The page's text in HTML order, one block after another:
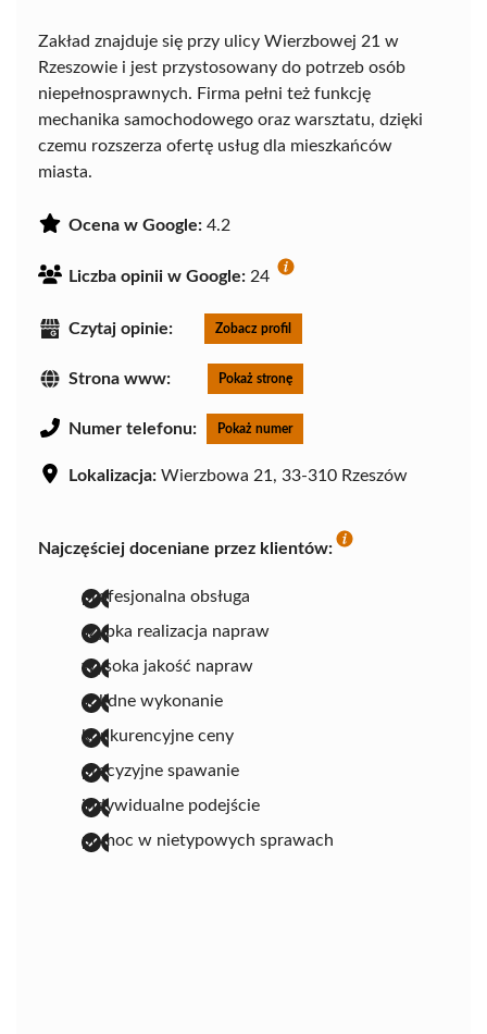
Zakład znajduje się przy ulicy Wierzbowej 21 w
Rzeszowie i jest przystosowany do potrzeb osób
niepełnosprawnych. Firma pełni też funkcję
mechanika samochodowego oraz warsztatu, dzięki
czemu rozszerza ofertę usług dla mieszkańców
miasta.
Ocena w Google: 4.2
Liczba opinii w Google: 24
Czytaj opinie: Zobacz profil
Strona www: Pokaż stronę
Numer telefonu: Pokaż numer
Lokalizacja: Wierzbowa 21, 33-310 Rzeszów
Najczęściej doceniane przez klientów:
profesjonalna obsługa
szybka realizacja napraw
wysoka jakość napraw
solidne wykonanie
konkurencyjne ceny
precyzyjne spawanie
indywidualne podejście
pomoc w nietypowych sprawach